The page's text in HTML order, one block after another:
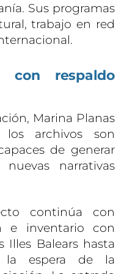
Sus programas
trabajo en red
con respaldo
Marina Planas
archivos son
de generar
narrativas
continúa con
e inventario con
Illes Balears hasta
espera de la